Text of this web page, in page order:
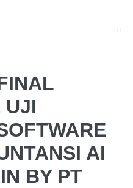
UJI
AI
BY PT